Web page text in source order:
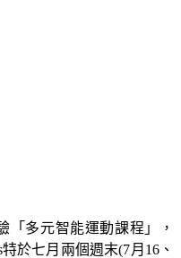
「多元智能運動課程」，
於七月兩個週末(7月16、